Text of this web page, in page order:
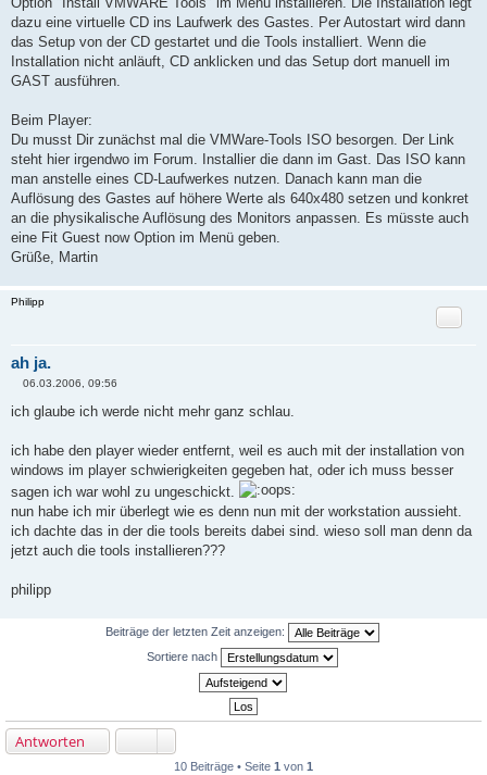
dazu eine virtuelle CD ins Laufwerk des Gastes. Per Autostart wird dann
das Setup von der CD gestartet und die Tools installiert. Wenn die
Installation nicht anläuft, CD anklicken und das Setup dort manuell im
GAST ausführen.
Beim Player:
Du musst Dir zunächst mal die VMWare-Tools ISO besorgen. Der Link
steht hier irgendwo im Forum. Installier die dann im Gast. Das ISO kann
man anstelle eines CD-Laufwerkes nutzen. Danach kann man die
Auflösung des Gastes auf höhere Werte als 640x480 setzen und konkret
an die physikalische Auflösung des Monitors anpassen. Es müsste auch
eine Fit Guest now Option im Menü geben.
Grüße, Martin
Philipp
ah ja.
Zitat
e
i
r
a
g
06.03.2006, 09:56
ich glaube ich werde nicht mehr ganz schlau.
ich habe den player wieder entfernt, weil es auch mit der installation von
windows im player schwierigkeiten gegeben hat, oder ich muss besser
sagen ich war wohl zu ungeschickt.
nun habe ich mir überlegt wie es denn nun mit der workstation aussieht.
ich dachte das in der die tools bereits dabei sind. wieso soll man denn da
jetzt auch die tools installieren???
philipp
Beiträge der letzten Zeit anzeigen:
Sortiere nach
Antworten
10 Beiträge • Seite 1 von 1